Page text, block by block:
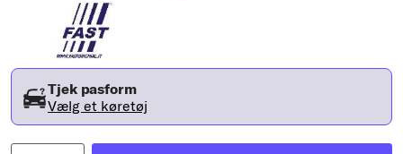
Tjek pasform
Vælg et køretøj